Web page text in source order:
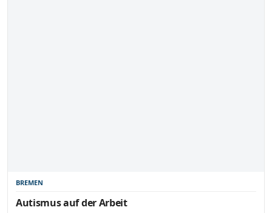
BREMEN
Autismus auf der Arbeit